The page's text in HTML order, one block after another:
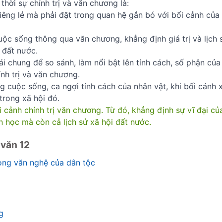
sự chính trị và văn chương là:
lẻ mà phải đặt trong quan hệ gắn bó với bối cảnh của
sống thông qua văn chương, khẳng định giá trị và lịch
nước.
chung để so sánh, làm nổi bật lên tính cách, số phận của
trị và văn chương.
cuộc sống, ca ngợi tính cách của nhân vật, khi bối cảnh
xã hội đó.
chính trị văn chương. Từ đó, khẳng định sự vĩ đại
học mà còn cả lịch sử xã hội đất nước.
12
văn nghệ của dân tộc